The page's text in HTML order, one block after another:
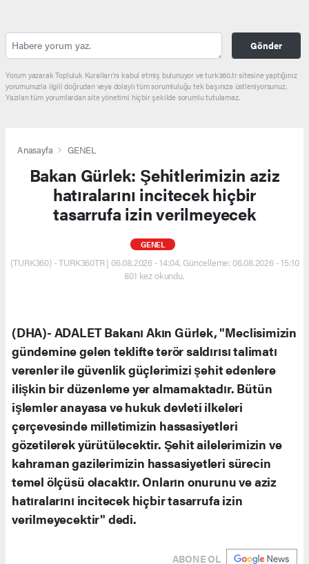
Gönder
Yorum yazarak Topluluk Kuralları’nı kabul etmiş bulunuyor ve turk360.tr sitesine yaptığınız
yorumunuzla ilgili doğrudan veya dolaylı tüm sorumluluğu tek başınıza üstleniyorsunuz.
Yazılan tüm yorumlardan site yönetimi hiçbir şekilde sorumlu tutulamaz.
Anasayfa GENEL
Bakan Gürlek: Şehitlerimizin aziz
hatıralarını incitecek hiçbir
tasarrufa izin verilmeyecek
GENEL
(TURK360) - TURK360TR | 06.08.2026 - 14:04, Güncelleme: 06.08.2026 - 15:10
801 kez okundu.
(DHA)- ADALET Bakanı Akın Gürlek, "Meclisimizin
gündemine gelen teklifte terör saldırısı talimatı
verenler ile güvenlik güçlerimizi şehit edenlere
ilişkin bir düzenleme yer almamaktadır. Bütün
işlemler anayasa ve hukuk devleti ilkeleri
çerçevesinde milletimizin hassasiyetleri
gözetilerek yürütülecektir. Şehit ailelerimizin ve
kahraman gazilerimizin hassasiyetleri sürecin
temel ölçüsü olacaktır. Onların onurunu ve aziz
hatıralarını incitecek hiçbir tasarrufa izin
verilmeyecektir" dedi.
ABONE OL